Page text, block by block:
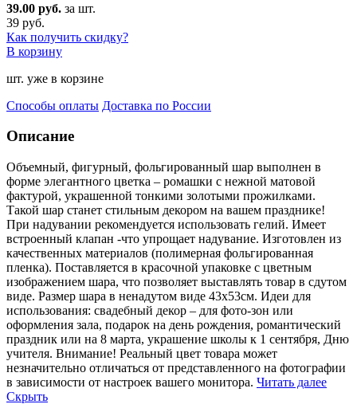
39.00 руб. за шт.
39 руб.
Как получить скидку?
В корзину
шт. уже в корзине
Способы оплаты Доставка по России
Описание
Объемный, фигурный, фольгированный шар выполнен в
форме элегантного цветка – ромашки с нежной матовой
фактурой, украшенной тонкими золотыми прожилками.
Такой шар станет стильным декором на вашем празднике!
При надувании рекомендуется использовать гелий. Имеет
встроенный клапан -что упрощает надувание. Изготовлен из
качественных материалов (полимерная фольгированная
пленка). Поставляется в красочной упаковке с цветным
изображением шара, что позволяет выставлять товар в сдутом
виде. Размер шара в ненадутом виде 43x53см. Идеи для
использования: свадебный декор – для фото-зон или
оформления зала, подарок на день рождения, романтический
праздник или на 8 марта, украшение школы к 1 сентября, Дню
учителя. Внимание! Реальный цвет товара может
незначительно отличаться от представленного на фотографии
в зависимости от настроек вашего монитора. Читать далее
Скрыть